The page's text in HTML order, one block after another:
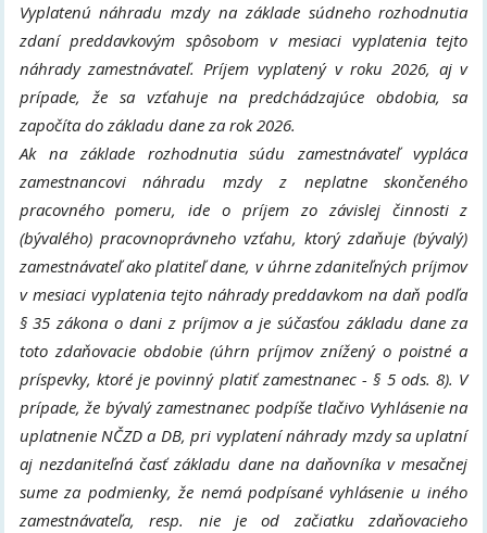
Vyplatenú náhradu mzdy na základe súdneho rozhodnutia
zdaní preddavkovým spôsobom v mesiaci vyplatenia tejto
náhrady zamestnávateľ. Príjem vyplatený v roku 2026, aj v
prípade, že sa vzťahuje na predchádzajúce obdobia, sa
započíta do základu dane za rok 2026.
Ak na základe rozhodnutia súdu zamestnávateľ vypláca
zamestnancovi náhradu mzdy z neplatne skončeného
pracovného pomeru, ide o príjem zo závislej činnosti z
(bývalého) pracovnoprávneho vzťahu, ktorý zdaňuje (bývalý)
zamestnávateľ ako platiteľ dane, v úhrne zdaniteľných príjmov
v mesiaci vyplatenia tejto náhrady preddavkom na daň podľa
§ 35 zákona o dani z príjmov a je súčasťou základu dane za
toto zdaňovacie obdobie (úhrn príjmov znížený o poistné a
príspevky, ktoré je povinný platiť zamestnanec - § 5 ods. 8). V
prípade, že bývalý zamestnanec podpíše tlačivo Vyhlásenie na
uplatnenie NČZD a DB, pri vyplatení náhrady mzdy sa uplatní
aj nezdaniteľná časť základu dane na daňovníka v mesačnej
sume za podmienky, že nemá podpísané vyhlásenie u iného
zamestnávateľa, resp. nie je od začiatku zdaňovacieho